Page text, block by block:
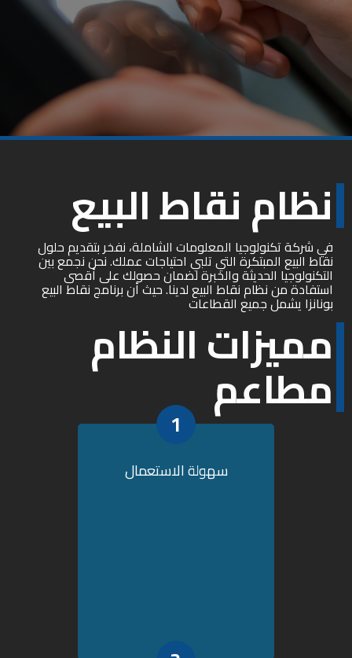
نظام نقاط البيع
في شركة تكنولوجيا المعلومات الشاملة، نفخر بتقديم حلول
نقاط البيع المبتكرة التي تلبي احتياجات عملك. نحن نجمع بين
التكنولوجيا الحديثة والخبرة لضمان حصولك على أقصى
استفادة من نظام نقاط البيع لدينا. حيث أن برنامج نقاط البيع
بونانزا يشمل جميع القطاعات
مميزات النظام
مطاعم 1
سهولة الاستعمال